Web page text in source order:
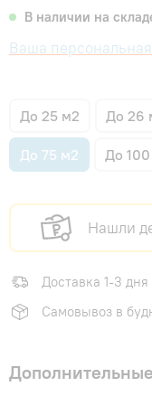
В наличии на
Ваша
До 25 м2 До 26
До 75 м2 До
Нашли
Доставка 1-3
Самовывоз в